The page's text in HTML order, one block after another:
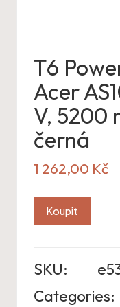
T6
Acer
V, 5200
černá
1 262,00 Kč
Koupit
SKU:
Categories: